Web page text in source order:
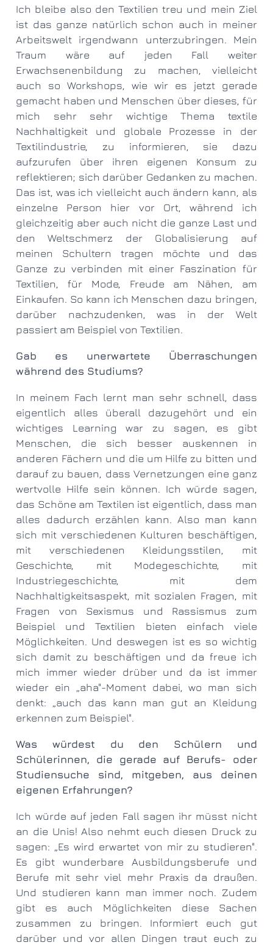
Ich bleibe also den Textilien treu und mein Ziel
ist das ganze natürlich schon auch in meiner
Arbeitswelt irgendwann unterzubringen. Mein
Traum wäre auf jeden Fall weiter
Erwachsenenbildung zu machen, vielleicht
auch so Workshops, wie wir es jetzt gerade
gemacht haben und Menschen über dieses, für
mich sehr sehr wichtige Thema textile
Nachhaltigkeit und globale Prozesse in der
Textilindustrie, zu informieren, sie dazu
aufzurufen über ihren eigenen Konsum zu
reflektieren; sich darüber Gedanken zu machen.
Das ist, was ich vielleicht auch ändern kann, als
einzelne Person hier vor Ort, während ich
gleichzeitig aber auch nicht die ganze Last und
den Weltschmerz der Globalisierung auf
meinen Schultern tragen möchte und das
Ganze zu verbinden mit einer Faszination für
Textilien, für Mode, Freude am Nähen, am
Einkaufen. So kann ich Menschen dazu bringen,
darüber nachzudenken, was in der Welt
passiert am Beispiel von Textilien.
Gab es unerwartete Überraschungen
während des Studiums?
In meinem Fach lernt man sehr schnell, dass
eigentlich alles überall dazugehört und ein
wichtiges Learning war zu sagen, es gibt
Menschen, die sich besser auskennen in
anderen Fächern und die um Hilfe zu bitten und
darauf zu bauen, dass Vernetzungen eine ganz
wertvolle Hilfe sein können. Ich würde sagen,
das Schöne am Textilen ist eigentlich, dass man
alles dadurch erzählen kann. Also man kann
sich mit verschiedenen Kulturen beschäftigen,
mit verschiedenen Kleidungsstilen, mit
Geschichte, mit Modegeschichte, mit
Industriegeschichte, mit dem
Nachhaltigkeitsaspekt, mit sozialen Fragen, mit
Fragen von Sexismus und Rassismus zum
Beispiel und Textilien bieten einfach viele
Möglichkeiten. Und deswegen ist es so wichtig
sich damit zu beschäftigen und da freue ich
mich immer wieder drüber und da ist immer
wieder ein „aha"-Moment dabei, wo man sich
denkt: „auch das kann man gut an Kleidung
erkennen zum Beispiel".
Was würdest du den Schülern und
Schülerinnen, die gerade auf Berufs- oder
Studiensuche sind, mitgeben, aus deinen
eigenen Erfahrungen?
Ich würde auf jeden Fall sagen ihr müsst nicht
an die Unis! Also nehmt euch diesen Druck zu
sagen: „Es wird erwartet von mir zu studieren".
Es gibt wunderbare Ausbildungsberufe und
Berufe mit sehr viel mehr Praxis da draußen.
Und studieren kann man immer noch. Zudem
gibt es auch Möglichkeiten diese Sachen
zusammen zu bringen. Informiert euch gut
darüber und vor allen Dingen traut euch zu